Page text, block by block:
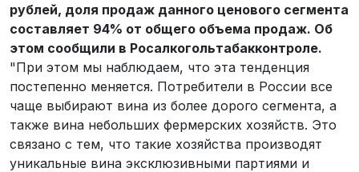
рублей, доля продаж данного ценового сегмента
составляет 94% от общего объема продаж. Об
этом сообщили в Росалкогольтабакконтроле.
"При этом мы наблюдаем, что эта тенденция
постепенно меняется. Потребители в России все
чаще выбирают вина из более дорого сегмента, а
также вина небольших фермерских хозяйств. Это
связано с тем, что такие хозяйства производят
уникальные вина эксклюзивными партиями и